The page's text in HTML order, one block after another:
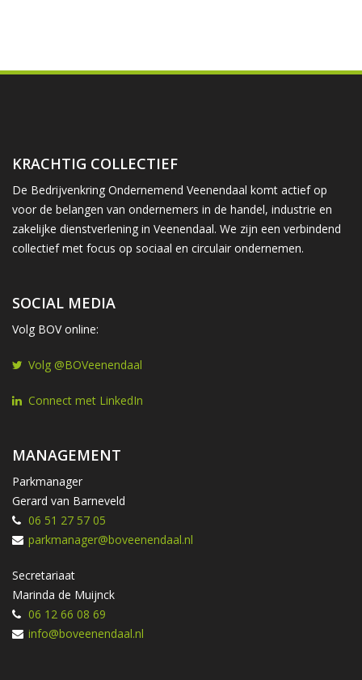
KRACHTIG COLLECTIEF
De Bedrijvenkring Ondernemend Veenendaal komt actief op
voor de belangen van ondernemers in de handel, industrie en
zakelijke dienstverlening in Veenendaal. We zijn een verbindend
collectief met focus op sociaal en circulair ondernemen.
SOCIAL MEDIA
Volg BOV online:
Volg @BOVeenendaal
Connect met LinkedIn
MANAGEMENT
Parkmanager
Gerard van Barneveld
06 51 27 57 05
parkmanager@boveenendaal.nl
Secretariaat
Marinda de Muijnck
06 12 66 08 69
info@boveenendaal.nl